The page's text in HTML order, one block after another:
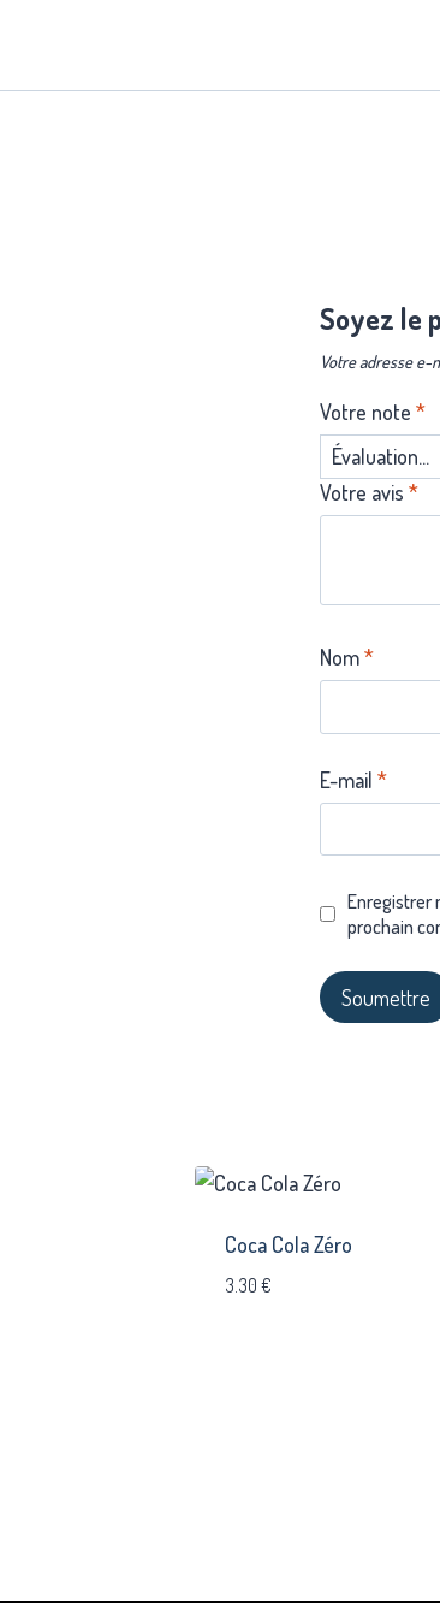
Soyez le
Votre adresse e-
Votre note*
Votre avis*
Nom*
E-mail*
Enregistrer
prochain
Coca Cola Zéro
3.30 €